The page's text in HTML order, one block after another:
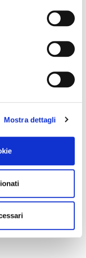
Mostra dettagli